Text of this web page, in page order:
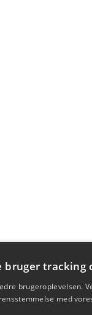
bruger tracking
brugeroplevelsen.
med